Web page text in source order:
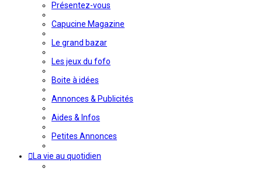
Présentez-vous
Capucine Magazine
Le grand bazar
Les jeux du fofo
Boite à idées
Annonces & Publicités
Aides & Infos
Petites Annonces
La vie au quotidien